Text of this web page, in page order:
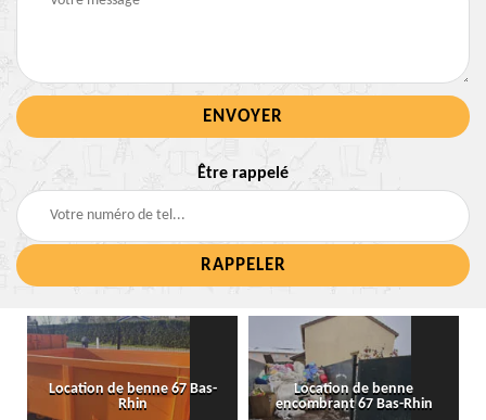
Être rappelé
Location de benne 67 Bas-
Rhin
Location de benne
encombrant 67 Bas-Rhin